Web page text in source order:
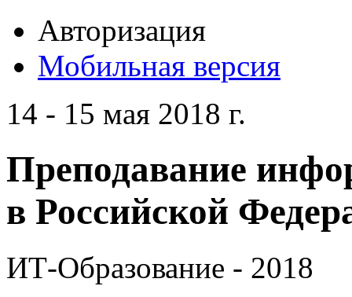
Авторизация
Мобильная версия
14 - 15 мая 2018 г.
Преподавание
в Российской
ИТ-Образование - 2018